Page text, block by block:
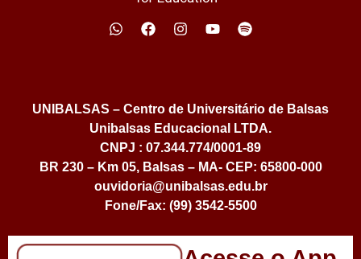
UNIBALSAS – Centro de Universitário de Balsas
Unibalsas Educacional LTDA.
CNPJ : 07.344.774/0001-89
BR 230 – Km 05, Balsas – MA- CEP: 65800-000
ouvidoria@unibalsas.edu.br
Fone/Fax: (99) 3542-5500